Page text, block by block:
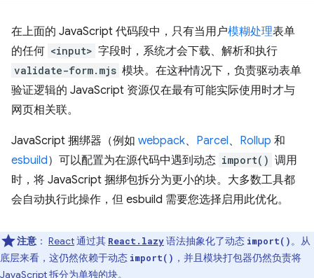
在上面的 JavaScript 代码段中，只有当用户模糊处理表单
的任何 <input> 字段时，系统才会下载、解析和执行
validate-form.mjs 模块。在这种情况下，负责驱动表单
验证逻辑的 JavaScript 资源仅在最有可能实际使用时才与
网页相关联。
JavaScript 捆绑器（例如 webpack、 Parcel、 Rollup 和
esbuild）可以配置为在源代码中遇到动态 import() 调用
时，将 JavaScript 捆绑包拆分为更小的块。大多数工具都
会自动执行此操作，但 esbuild 需要您选择启用此优化。
注意 ： React通过其 React.lazy语法抽象化了动态 import()。从
底层来看，这仍然依赖于动态 import() ，并且模块打包器仍然负责将
JavaScript 拆分为单独的块。